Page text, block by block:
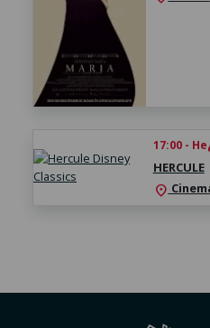
17:00 -
HERCULE
location_on